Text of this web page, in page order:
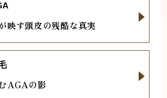
映す頭皮の残酷な真実
AGAの影